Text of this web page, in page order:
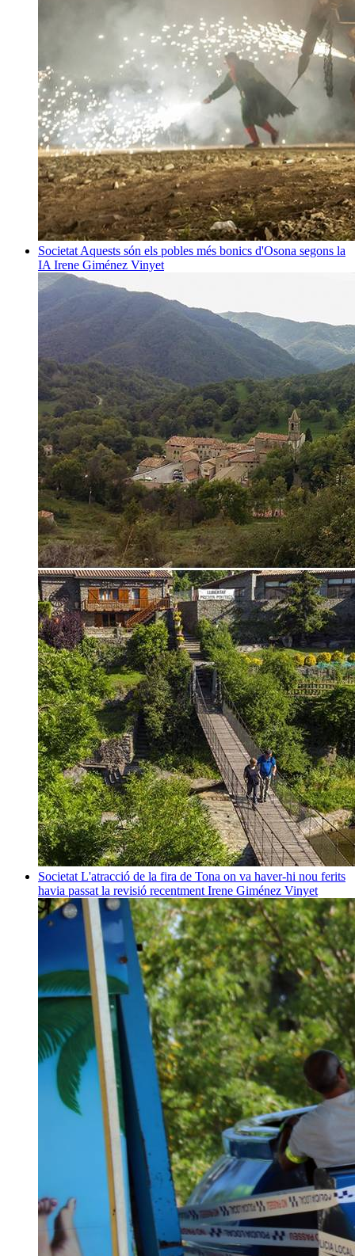
Societat Aquests són els pobles més bonics d'Osona segons la
IA Irene Giménez Vinyet
Societat L'atracció de la fira de Tona on va haver-hi nou ferits
havia passat la revisió recentment Irene Giménez Vinyet